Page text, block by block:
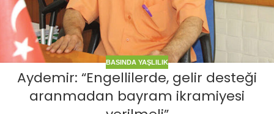
BASINDA YAŞLILIK
Aydemir: “Engellilerde, gelir desteği
aranmadan bayram ikramiyesi